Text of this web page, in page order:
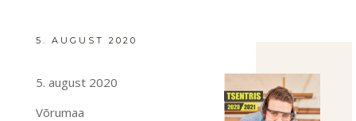
5. AUGUST 2020
5. august 2020
Võrumaa